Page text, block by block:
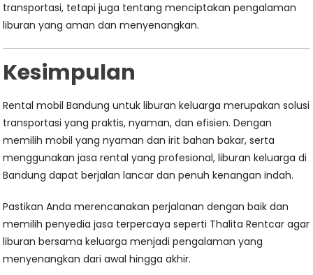
transportasi, tetapi juga tentang menciptakan pengalaman
liburan yang aman dan menyenangkan.
Kesimpulan
Rental mobil Bandung untuk liburan keluarga merupakan solusi
transportasi yang praktis, nyaman, dan efisien. Dengan
memilih mobil yang nyaman dan irit bahan bakar, serta
menggunakan jasa rental yang profesional, liburan keluarga di
Bandung dapat berjalan lancar dan penuh kenangan indah.
Pastikan Anda merencanakan perjalanan dengan baik dan
memilih penyedia jasa terpercaya seperti Thalita Rentcar agar
liburan bersama keluarga menjadi pengalaman yang
menyenangkan dari awal hingga akhir.